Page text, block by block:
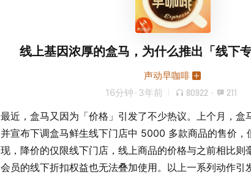
线上基因浓厚的盒马，为什么推出「线下
声动早咖啡
16分钟 · 3年前 80922 · 211
最近，盒马又因为「价格」引发了不少热议。上个月，盒
并宣布下调盒马鲜生线下门店中 5000 多款商品的售价，
现，降价的仅限线下门店，线上商品的价格与之前相比则
会员的线下折扣权益也无法叠加使用。以上一系列动作引